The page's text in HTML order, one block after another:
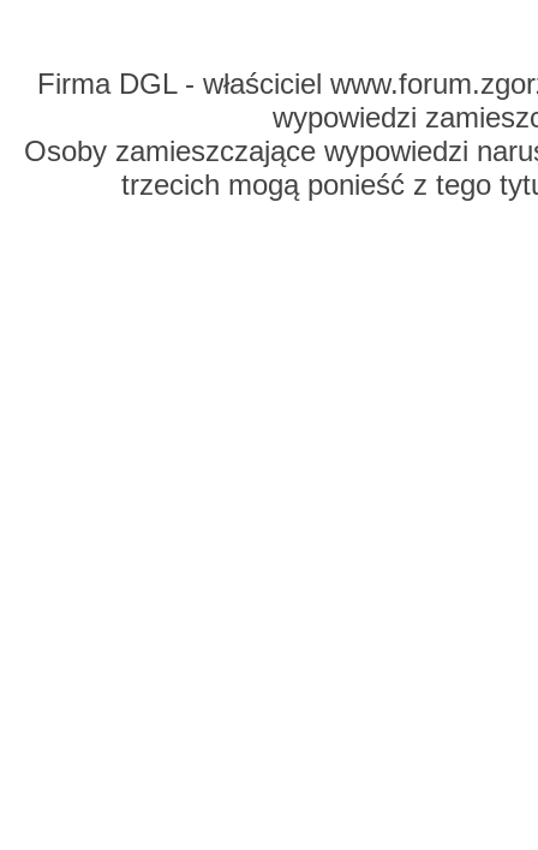
Firma DGL - właściciel
wypowiedzi
Osoby zamieszczające wypowiedzi
trzecich mogą ponieść z tego